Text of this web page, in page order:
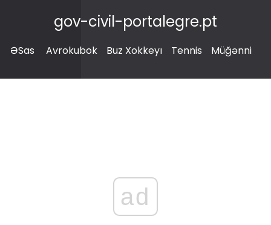
gov-civil-portalegre.pt
ƏSas Avrokubok Buz Xokkeyı Tennis Müğənni
ad